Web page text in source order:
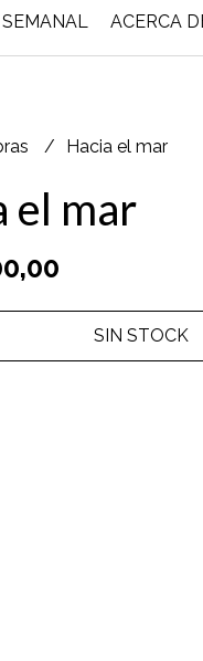
ACERCA
Hacia el mar
el mar
SIN STOCK